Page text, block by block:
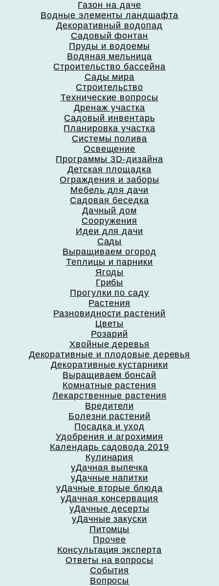
Газон на даче
Водные элементы ландшафта
Декоративный водопад
Садовый фонтан
Пруды и водоемы
Водяная мельница
Строительство бассейна
Сады мира
Строительство
Технические вопросы
Дренаж участка
Садовый инвентарь
Планировка участка
Системы полива
Освещение
Программы 3D-дизайна
Детская площадка
Ограждения и заборы
Мебель для дачи
Садовая беседка
Дачный дом
Сооружения
Идеи для дачи
Сады
Выращиваем огород
Теплицы и парники
Ягоды
Грибы
Прогулки по саду
Растения
Разновидности растений
Цветы
Розарий
Хвойные деревья
Декоративные и плодовые деревья
Декоративные кустарники
Выращиваем бонсай
Комнатные растения
Лекарственные растения
Вредители
Болезни растений
Посадка и уход
Удобрения и агрохимия
Календарь садовода 2019
Кулинария
уДачная выпечка
уДачные напитки
уДачные вторые блюда
уДачная консервация
уДачные десерты
уДачные закуски
Питомцы
Прочее
Консультация эксперта
Ответы на вопросы
События
Вопросы